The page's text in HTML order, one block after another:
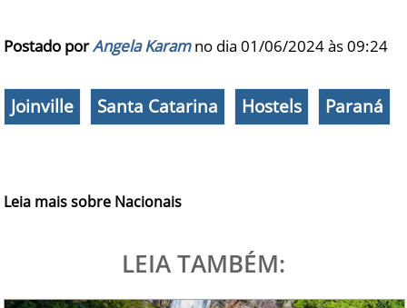
Postado porAngela Karamno dia 01/06/2024 às09:24
Joinville Santa Catarina Hostels Paraná
Leia mais sobre Nacionais
LEIA TAMBÉM: